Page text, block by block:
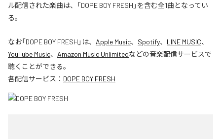
ル配信された楽曲は、「DOPE BOY FRESH」を含む全1曲となってい
る。
なお「DOPE BOY FRESH 」は、 Apple Music、 Spotify、 LINE MUSIC、
YouTube Music、 Amazon Music Unlimitedなどの音楽配信サービスで
聴くことができる。
各配信サービス： DOPE BOY FRESH